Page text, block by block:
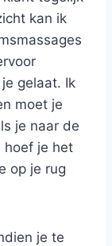
kan ik
gelaat. Ik
moet je
je naar de
hoef je het
op je rug
je te